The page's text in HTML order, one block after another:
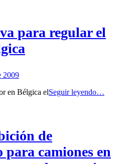
para regular el
2009
en Bélgica elSeguir leyendo…
de
para camiones en